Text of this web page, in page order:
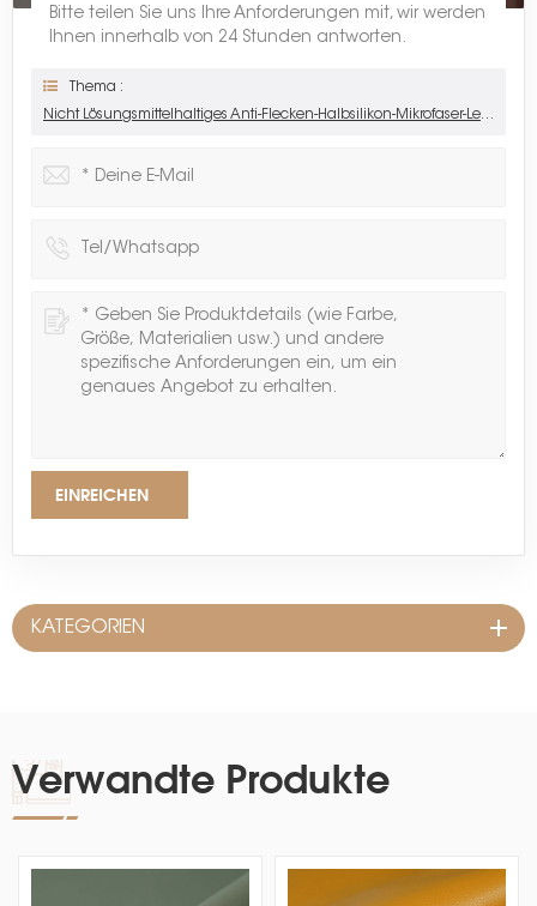
Bitte teilen Sie uns Ihre Anforderungen mit, wir werden
Ihnen innerhalb von 24 Stunden antworten.
Thema :
Nicht Lösungsmittelhaltiges Anti-Flecken-Halbsilikon-Mikrofaser-Leder
EINREICHEN
KATEGORIEN
Verwandte Produkte